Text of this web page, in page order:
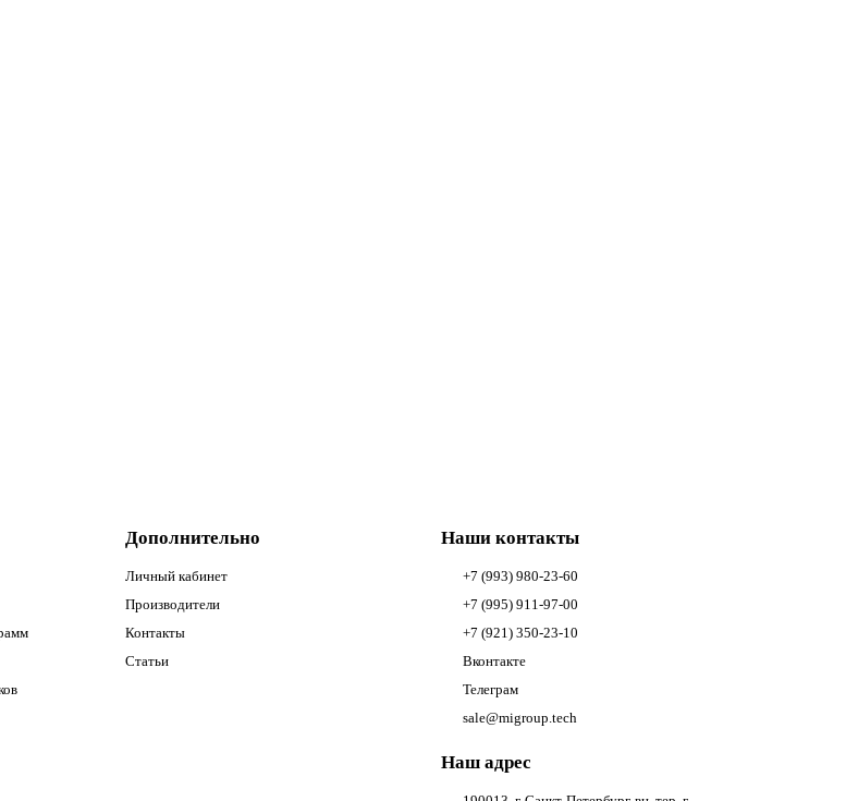
Дополнительно
Личный кабинет
Производители
Контакты
Статьи
Наши контакты
+7 (993) 980-23-60
+7 (995) 911-97-00
+7 (921) 350-23-10
Вконтакте
Телеграм
sale@migroup.tech
Наш адрес